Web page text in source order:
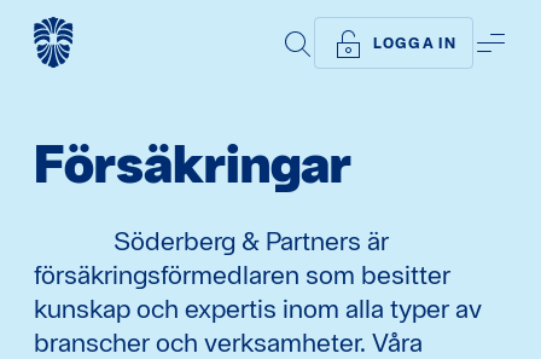
SÖK LOGGA IN
Försäkringar
Söderberg & Partners är
försäkringsförmedlaren som besitter
kunskap och expertis inom alla typer av
branscher och verksamheter. Våra